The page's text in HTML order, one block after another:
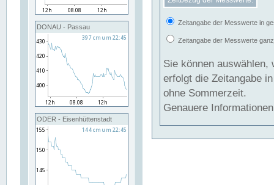
DONAU - Passau
ODER - Eisenhüttenstadt
Zeitangabe der Messwerte in
Zeitangabe der Messwerte
Sie können auswählen,
erfolgt die Zeitangabe
ohne Sommerzeit.
Genauere